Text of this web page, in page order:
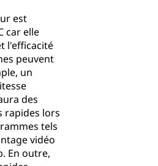
est
car elle
l'efficacité
peuvent
un
des
rapides lors
tels
vidéo
En outre,